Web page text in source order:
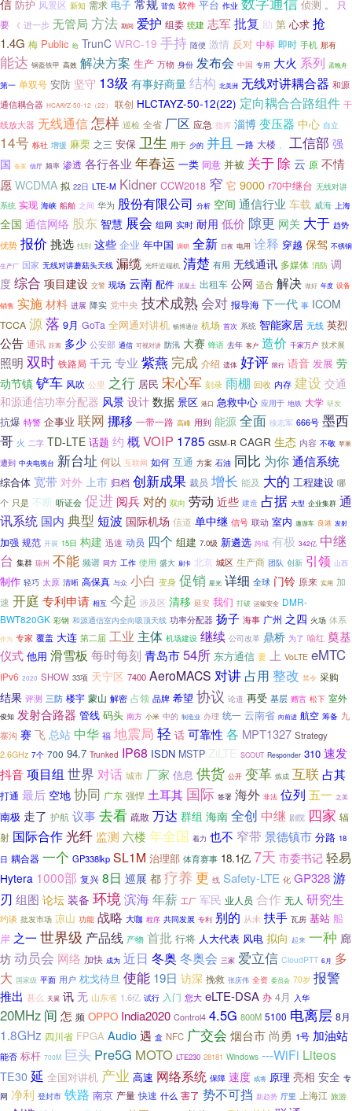
信 防护 风景区 新知 需求 电子 常规 背负 软件 平台 作业 侦测 。
只
要
《 进一步 无管局 方法 期间 爱护 组委 统建 志军批复 助 第 心求 抢
1.4G 梅 Public 给 TrunC WRC-19 手持 随便 激情 反对 中标 即时 手机 那有
能达 钢盔铁甲 高效 解决方案 生产 万物 身份 发布会 中国 专用 大火 系列 孟晚舟
第一 单双号 安防 坚守 13级 有事好商量 结构 北美洲 无线对讲耦合器 和源
通信耦合器 HCAAYZ-50-12（22） 联创 HLCTAYZ-50-12(22) 定向耦合合路组件 干
线放大器 无线通信怎样 巡检 全省 厂区 应急 指挥 淄博 变压器 中心 自立
14号 栎社 增援 麻栗 之三 安保 卫生 用于 少的 并且 一路 大楼 、 工信部 强
国 备案 信厅 频率 渗透 各行各业 年春运 一类 同意 并被 关于 除 云 原 不情
愿 WCDMA 拟 22日 LTE-M Kidner CCW2018 窄 它 9000 r70中继台 无线对讲
系统 实现 海峡 船舶 之间 华为 股份有限公司 分析 空间 通信行业 车载 威海 上海
全国 通信网络 股东 智慧 展会 组网 实时 耐用 低价 隙更 网关 大于 趋势
优势 报价 挑选 找到 这些 企业 年中国 调研 全新 日夜 电用 诠释 穿越 保驾 不锈钢
生产厂 国家 无线对讲蘑菇头天线 漏缆 光纤近端机 清楚 有用 无线通讯 多媒体 消防 调
度 综合 项目建设 交警 现场 云南 配件 混凝土 出租车 公网 适合 解决 做好 年度 设备
销售 实施 材料 进展 降实 党中央 技术成熟 会对 报导海 下一代 事 ICOM
TCCA 源落 9月 GoTa 全网通对讲机 畅博通信 机场 首次 系统 智能家居 无线 英烈
公告 通讯 距离 多少 公安部 通信 可视对讲 防汛 大赛 蜂语 去年 客户 造价 千家万户 技术展
照明 双时 铁路局 千元专业 紫燕 完成 介绍 遗体 好评 限行 语音 发展 劳
动节镇 铲车 风吹 公里 之行 居民 宋心军 刻录 雨棚 回收 内存 建设 交通
和源通信功率分配器 风景 设计 数据 景区 港口 急救中心 应用于 地铁 大学 研发
抗爆 特警 企事业 联网 挪移 一带一路 高峰 用到 能源 全面 徐志军 666号 墨西
哥 火 二字 TD-LTE 话题 约 概VOIP 1785 GSM-R CAGR 生态 内容 不敬 苹果
遭到 中央电视台 新台址 何以 互联网 如何 互通 方案 石油 同比 为你通信系统
综合体 宽带 对外 上市 归档 创新成果 裁员 增长 能及 大的 工程建设 哪
个 只是 不断 听证会 促进 阅兵 对的 双向 劳动 近些 建造 占据 大型 企业集群 通
讯系统 国内 典型 短波 国际机场 信道 单中继 信号 联动 室内 遨游车 良港 发射
加强 规范 开展 15日 构建 迅速 动员 四个 组建 7.0级 新遴选 跨域 有极 342亿 中继
台 集群 琼州 不能 频谱 同方 工作 使用 盛大 刷卡 北京 城区 生产商 团队 创新 引领 山西
制作 轻巧 太原 清晰 高保真 与众 小白 变身 促销 星光 详细 全球 门铃 原来 实用 加
速 开庭 专利申请 相互 今起 涉及区 清移 延安 我们 打破 运输安全 DMR-
BWT820GK 彩钢 和源通信室内全向吸顶天线 功率分配器 扬子 海事 广州 之四 火场 体系
作为 专家 覆盖 大连 第二届 工业 主体 机场建设 继续 公司改革 鼎桥 为了 喻红 奠基
仪式 他用 滑雪板 每时每刻 青岛市54所 东方通信 要 上 VoLTE eMTC
IPv6 2020 SHOW 33项 天宁区 7400 AeroMACS 对讲 占用 整改 禁令 采购
结果 评测 三防 楼宇 蒙山 解密 占领 品牌 希望 协议 论道 再受 基层 赠言 松下 室外
俊知 发射合路器 管线 码头 南方 小米 中的 制造业 办理 统一 云南省 向前进 航空 筹备 九
寨沟 赛 飞 总站 中华 福 地震局 轻 话 可靠性 各 MPT1327 Strategy
2.6GHz 7个 700 94.7 Trunked IP68 ISDN MSTP ZiLTE SCOUT Responder 310 速发
抖音项目组 世界 对话 城市 厂家 信息 供货 公开 变革 炼成 互联 占其
打通 最后 空地协同 广东 强悍 土耳其 国际 签署 海外 非法 位列 五一 之美
南极 走了 护航 议事去看 疏散 万达 群组 海南 全创 中继 剧院 四家 辐
射 国际合作光纤 监测 六楼 年全国 着力 也不 窄带 景德镇市 分路 18
日 耦合器 一个 GP338lkp SL1M 治理部 体育赛事 18.1亿 7天 市委书记 轻易
Hytera 1000部 复兴 8日 巡展 都 疗养 更 线 Safety-LTE 化 GP328游
刃 组图 论坛 装备 环境滨海年薪 工厂 军民 业人员 合作 无人 研究生
约谈 批发市场 凉山 功能 战略 大咖 程序 共同发展 专利 别的 从未 扶手 瓦房 基站 船
岸 之一 世界级 产品线 产物 首批 行将 人大代表 风电 拟向 起来 一种 廊
坊 动员会 网络 加快 成为 近日 冬奥 冬奥会 三家 爱立信 CloudPTT 6月 多
大 国家级 平面 用户 枕戈待旦 使能 19日 访深 挽救 张庆伟 全资 委员会 70岁 报警
推出 甚么 天翼 讯 无 山东省 1.6亿 试行 入门 您大 eLTE-DSA 办 4月 入华
20MHz 间 怎 频 OPPO India2020 Control4 4.5G 800M 5100 电离层 8月
1.8GHz 四川省 FPGA Audio 遇 盒 NFC 广交会 烟台市 尚勇 1号 加油站
能否 标杆 700M 巨头 Pre5G MOTO LTE230 28181 Windows ---WiFi Liteos
TE30 延 全国对讲机 产业 高速 网络系统 保障 速度 或将 原理 亮相 安全 专
网 净利 登封市 铁路 南京 产量 快速 什么 害了 势不可挡 新趋势 厅里 上海江 旅游